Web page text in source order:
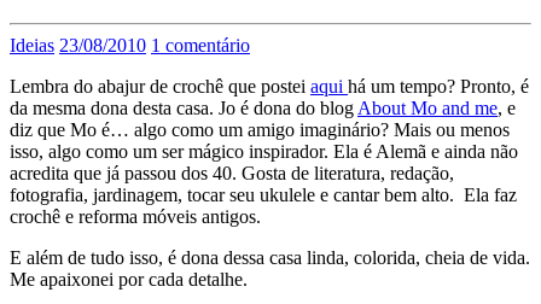
Ideias 23/08/2010 1 comentário
Lembra do abajur de crochê que postei aqui há um tempo? Pronto, é
da mesma dona desta casa. Jo é dona do blog About Mo and me, e
diz que Mo é… algo como um amigo imaginário? Mais ou menos
isso, algo como um ser mágico inspirador. Ela é Alemã e ainda não
acredita que já passou dos 40. Gosta de literatura, redação,
fotografia, jardinagem, tocar seu ukulele e cantar bem alto. Ela faz
crochê e reforma móveis antigos.
E além de tudo isso, é dona dessa casa linda, colorida, cheia de vida.
Me apaixonei por cada detalhe.